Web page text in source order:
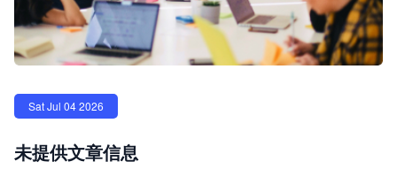
Sat Jul 04 2026
未提供文章信息